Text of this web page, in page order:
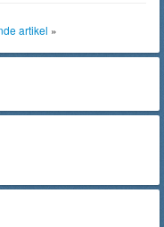
artikel »